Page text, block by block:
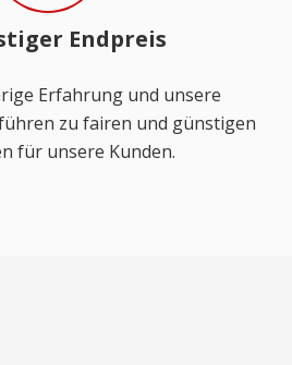
Endpreis
Erfahrung und unsere
zu fairen und günstigen
für unsere Kunden.